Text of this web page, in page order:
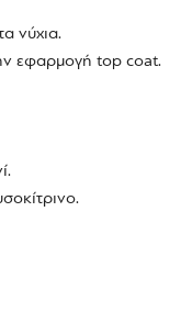
νύχια.
εφαρμογή top coat.